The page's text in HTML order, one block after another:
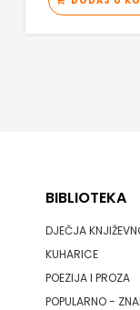
BIBLIOTEKA
DJEČJA
KUHARICE
POEZIJA I PROZA
POPULARNO -